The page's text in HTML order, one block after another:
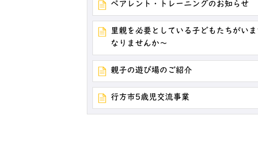
ペアレント・トレーニングのお知らせ
里親を必要としている子どもたちがい
なりませんか～
親子の遊び場のご紹介
行方市5歳児交流事業